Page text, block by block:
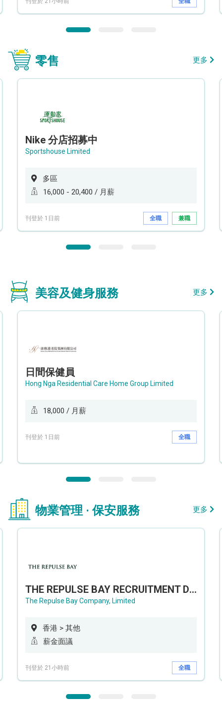
零售 更多
Nike 分店招募中
Sportshouse Limited
多區
16,000 - 20,400 / 月薪
刊登於 1日前 全職 兼職
美容及健身服務 更多
日間保健員
Hong Nga Residential Care Home Group Limited
18,000 / 月薪
刊登於 1日前 全職
物業管理 · 保安服務 更多
THE REPULSE BAY RECRUITMENT DAY 淺水灣影灣園人才招聘會
The Repulse Bay Company, Limited
香港 > 其他
薪金面議
刊登於 21小時前 全職